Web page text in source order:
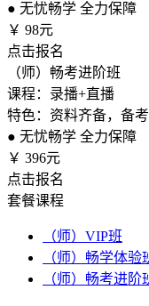
● 无忧畅学 全力保障
￥ 98元
点击报名
（师）畅考进阶班
课程：录播+直播
特色：资料齐备，备
● 无忧畅学 全力保障
￥ 396元
点击报名
套餐课程
（师）VIP班
（师）畅学体验
（师）畅考进阶